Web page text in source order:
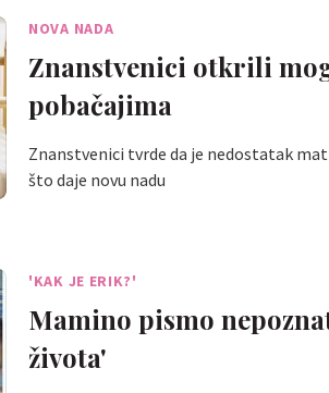
NOVA NADA
Znanstvenici otkrili
pobačajima
Znanstvenici tvrde da je nedostatak
što daje novu nadu
'KAK JE ERIK?'
Mamino pismo
života'